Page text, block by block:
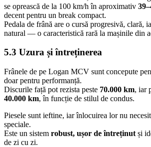
se oprească de la 100 km/h în aproximativ
decent pentru un break compact.
Pedala de frână are o cursă progresivă, clară,
natural — o caracteristică rară la mașinile din
5.3 Uzura și întreținerea
Frânele de pe Logan MCV sunt concepute
doar pentru performanță.
Discurile față pot rezista peste 70.000 km, iar
40.000 km, în funcție de stilul de condus.
Piesele sunt ieftine, iar înlocuirea lor nu
speciale.
Este un sistem robust, ușor de întreținut și
de zi cu zi.